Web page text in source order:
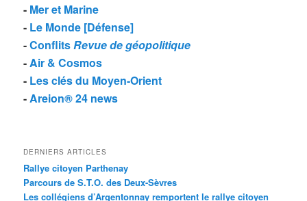
- Mer et Marine
- Le Monde [Défense]
-ConflitsRevue de géopolitique
-Air & Cosmos
- Les clés du Moyen-Orient
-Areion® 24 news
DERNIERS ARTICLES
Rallye citoyen Parthenay
Parcours de S.T.O. des Deux-Sèvres
Les collégiens d’Argentonnay remportent le rallye citoyen